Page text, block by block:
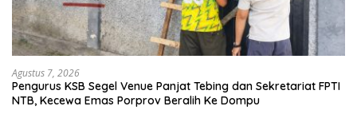
Agustus 7, 2026
Pengurus KSB Segel Venue Panjat Tebing dan Sekretariat FPTI
NTB, Kecewa Emas Porprov Beralih Ke Dompu